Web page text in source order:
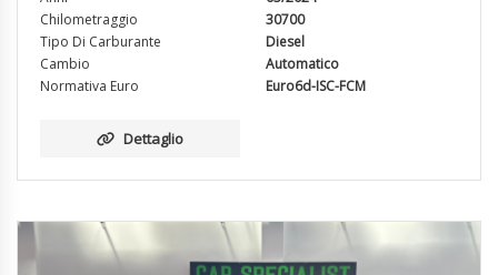
Chilometraggio
30700
Tipo Di Carburante
Diesel
Cambio
Automatico
Normativa Euro
Euro6d-ISC-FCM
Dettaglio